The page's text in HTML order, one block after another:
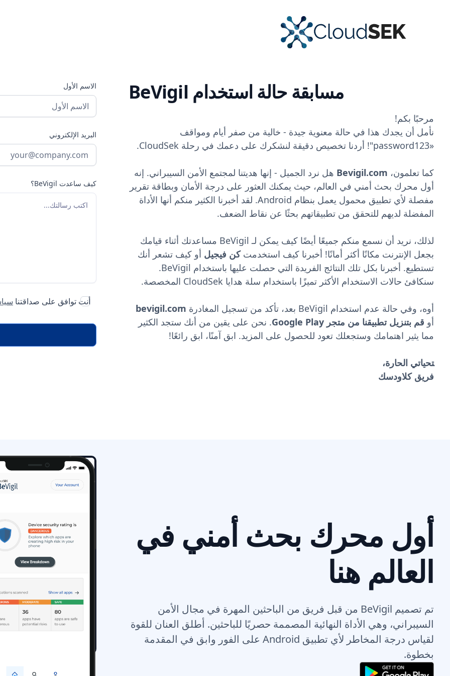
مسابقة حالة استخدام BeVigil
مرحبًا بكم!
نأمل أن يجدك هذا في حالة معنوية جيدة - خالية من صفر أيام ومواقف
«password123"! أردنا تخصيص دقيقة لنشكرك على دعمك في رحلة CloudSek.
كما تعلمون، Bevigil.com هل نرد الجميل - إنها هديتنا لمجتمع الأمن السيبراني. إنه
أول محرك بحث أمني في العالم، حيث يمكنك العثور على درجة الأمان وبطاقة تقرير
مفصلة لأي تطبيق محمول يعمل بنظام Android. لقد أخبرنا الكثير منكم أنها الأداة
المفضلة لديهم للتحقق من تطبيقاتهم بحثًا عن نقاط الضعف.
لذلك، نريد أن نسمع منكم جميعًا أيضًا كيف يمكن لـ BeVigil مساعدتك أثناء قيامك
بجعل الإنترنت مكانًا أكثر أمانًا! أخبرنا كيف استخدمتكن فيجيل أو كيف تشعر أنك
تستطيع. أخبرنا بكل تلك النتائج الفريدة التي حصلت عليها باستخدام BeVigil.
سنكافئ حالات الاستخدام الأكثر تميزًا باستخدام سلة هدايا CloudSek المخصصة.
أوه، وفي حالة عدم استخدام BeVigil بعد، تأكد من تسجيل المغادرة
bevigil.com
أو قم بتنزيل تطبيقنا من متجر Google Play
. نحن على يقين من أنك ستجد الكثير
مما يثير اهتمامك وستجعلك تعود للحصول على المزيد. ابق آمنًا، ابق رائعًا!
تحياتي الحارة،
فريق كلاودسك
الاسم الأول
البريد الإلكتروني
كيف ساعدت BeVigil؟
أنت توافق على صداقتنا
أول محرك بحث أمني في
العالم هنا
تم تصميم BeVigil من قبل فريق من الباحثين المهرة في مجال الأمن
السيبراني، وهي الأداة النهائية المصممة حصريًا للباحثين. أطلق العنان للقوة
لقياس درجة المخاطر لأي تطبيق Android على الفور وابق في المقدمة
بخطوة.